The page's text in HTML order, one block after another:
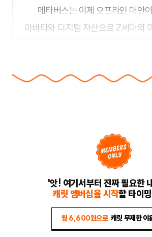
메타버스는 이제 오프라인 대안
아바타와 디지털 자산으로 Z세대의
'앗! 여기서부터 진짜 필요한
캐릿 멤버십을 시작할 타이
월 6,600원으로 캐릿 무제한 이